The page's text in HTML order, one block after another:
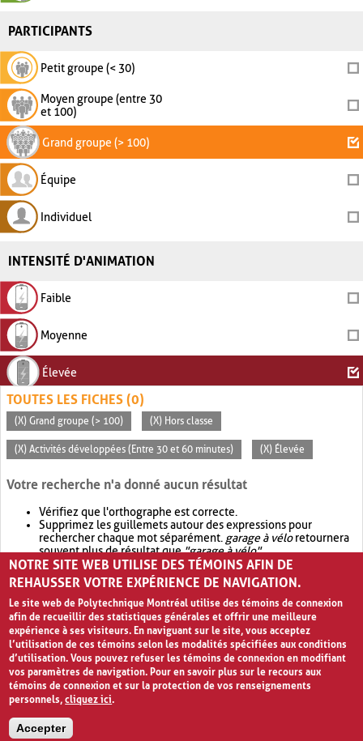
PARTICIPANTS
Petit groupe (< 30)
Moyen groupe (entre 30
et 100)
Grand groupe (> 100)
Équipe
Individuel
INTENSITÉ D'ANIMATION
Faible
Moyenne
Élevée
TOUTES LES FICHES (0)
(X) Grand groupe (> 100) (X) Hors classe
(X) Activités développées (Entre 30 et 60 minutes) (X) Élevée
Votre recherche n'a donné aucun résultat
Vérifiez que l'orthographe est correcte.
Supprimez les guillemets autour des expressions pour
rechercher chaque mot séparément. garage à véloretournera
souvent plus de résultat que"garage à vélo".
Envisagez d'élargir votre recherche avec OR.garage OR vélo
retournera souvent plus de résultat quegarage à vélo
NOTRE SITE WEB UTILISE DES TÉMOINS AFIN DE
REHAUSSER VOTRE EXPÉRIENCE DE NAVIGATION.
Le site web de Polytechnique Montréal utilise des témoins de connexion
afin de recueillir des statistiques générales et offrir une meilleure
expérience à ses visiteurs. En naviguant sur le site, vous acceptez
l’utilisation de ces témoins selon les modalités spécifiées aux conditions
d’utilisation. Vous pouvez refuser les témoins de connexion en modifiant
vos paramètres de navigation. Pour en savoir plus sur le recours aux
témoins de connexion et sur la protection de vos renseignements
personnels,cliquez ici.
Accepter